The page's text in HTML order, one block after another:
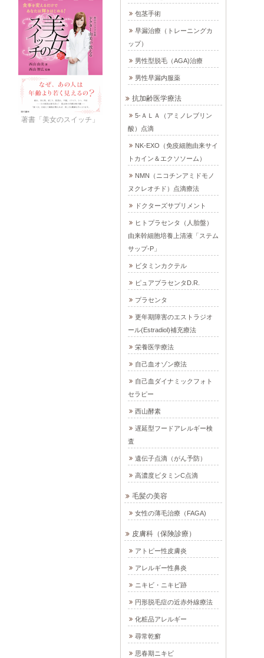
包茎手術
早漏治療（トレーニングカ
ップ）
男性型脱毛（AGA)治療
男性早漏内服薬
抗加齢医学療法
5-ＡＬＡ（アミノレブリン
酸）点滴
NK-EXO（免疫細胞由来サイ
トカイン＆エクソソーム）
NMN（ニコチンアミドモノ
ヌクレオチド）点滴療法
ドクターズサプリメント
ヒトプラセンタ（人胎盤）
由来幹細胞培養上清液「ステム
サップ-P」
ビタミンカクテル
ピュアプラセンタD.R.
プラセンタ
更年期障害のエストラジオ
ール(Estradiol)補充療法
栄養医学療法
自己血オゾン療法
自己血ダイナミックフォト
セラピー
西山酵素
遅延型フードアレルギー検
査
遺伝子点滴（がん予防）
高濃度ビタミンC点滴
毛髪の美容
女性の薄毛治療（FAGA)
皮膚科（保険診療）
アトピー性皮膚炎
アレルギー性鼻炎
ニキビ・ニキビ跡
円形脱毛症の近赤外線療法
化粧品アレルギー
尋常乾癬
思春期ニキビ
著書「美女のスイッチ」